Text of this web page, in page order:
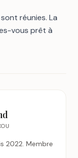
réunies. La
vous prêt à
2022. Membre